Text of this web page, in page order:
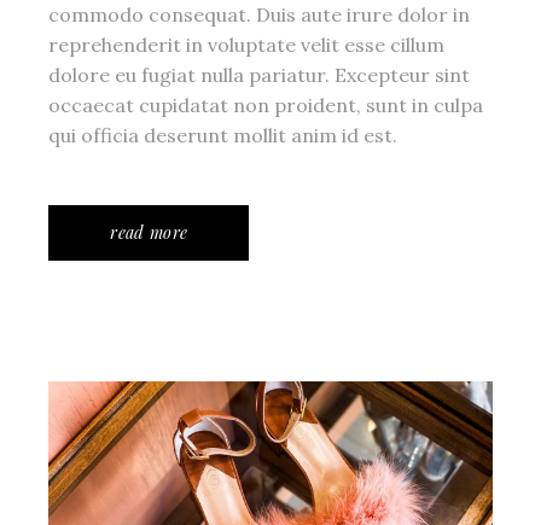
commodo consequat. Duis aute irure dolor in
reprehenderit in voluptate velit esse cillum
dolore eu fugiat nulla pariatur. Excepteur sint
occaecat cupidatat non proident, sunt in culpa
qui officia deserunt mollit anim id est.
read more